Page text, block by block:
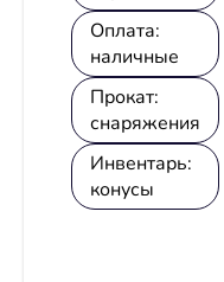
Оплата:
наличные
Прокат:
снаряжения
Инвентарь:
конусы